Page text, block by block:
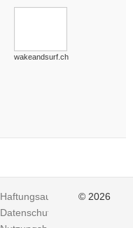
wakeandsurf.ch
Haftungsausschluss
Datenschutz
© 2026